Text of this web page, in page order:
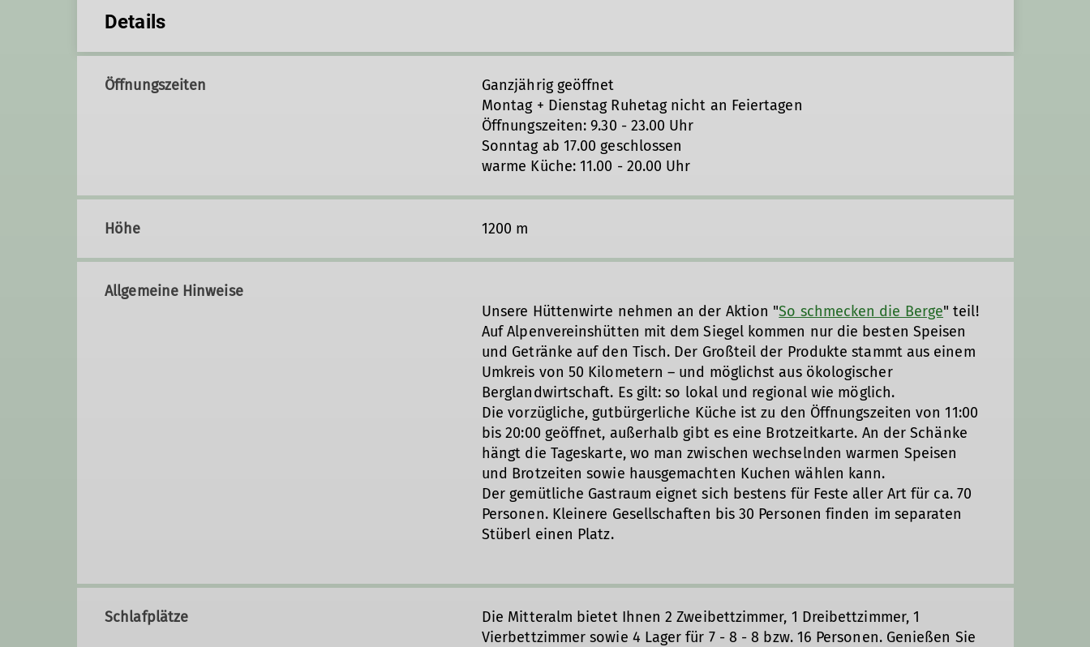
Details
Öffnungszeiten
Ganzjährig geöffnet
Montag + Dienstag Ruhetag nicht an Feiertagen
Öffnungszeiten: 9.30 - 23.00 Uhr
Sonntag ab 17.00 geschlossen
warme Küche: 11.00 - 20.00 Uhr
Höhe 1200 m
Allgemeine Hinweise
Unsere Hüttenwirte nehmen an der Aktion "So schmecken die Berge" teil!
Auf Alpenvereinshütten mit dem Siegel kommen nur die besten Speisen
und Getränke auf den Tisch. Der Großteil der Produkte stammt aus einem
Umkreis von 50 Kilometern – und möglichst aus ökologischer
Berglandwirtschaft. Es gilt: so lokal und regional wie möglich.
Die vorzügliche, gutbürgerliche Küche ist zu den Öffnungszeiten von 11:00
bis 20:00 geöffnet, außerhalb gibt es eine Brotzeitkarte. An der Schänke
hängt die Tageskarte, wo man zwischen wechselnden warmen Speisen
und Brotzeiten sowie hausgemachten Kuchen wählen kann.
Der gemütliche Gastraum eignet sich bestens für Feste aller Art für ca. 70
Personen. Kleinere Gesellschaften bis 30 Personen finden im separaten
Stüberl einen Platz.
Schlafplätze
Die Mitteralm bietet Ihnen 2 Zweibettzimmer, 1 Dreibettzimmer, 1
Vierbettzimmer sowie 4 Lager für 7 - 8 - 8 bzw. 16 Personen. Genießen Sie